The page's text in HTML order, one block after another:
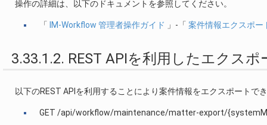
操作の詳細は、以下のドキュメントを参照してください。
「 IM-Workflow 管理者操作ガイド 」-「 案件情報エクスポー
3.33.1.2. REST APIを利用したエクスポ
以下のREST APIを利用することにより案件情報をエクスポートで
GET /api/workflow/maintenance/matter-export/